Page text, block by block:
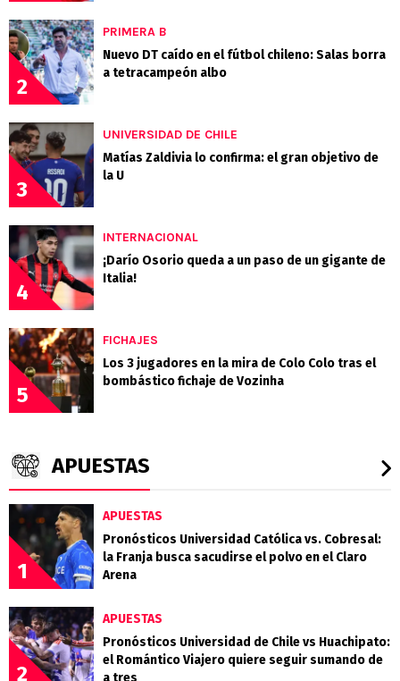
2
PRIMERA B
Nuevo DT caído en el fútbol chileno: Salas borra
a tetracampeón albo
3
UNIVERSIDAD DE CHILE
Matías Zaldivia lo confirma: el gran objetivo de
la U
4
INTERNACIONAL
¡Darío Osorio queda a un paso de un gigante de
Italia!
5
FICHAJES
Los 3 jugadores en la mira de Colo Colo tras el
bombástico fichaje de Vozinha
APUESTAS
1
APUESTAS
Pronósticos Universidad Católica vs. Cobresal:
la Franja busca sacudirse el polvo en el Claro
Arena
2
APUESTAS
Pronósticos Universidad de Chile vs Huachipato:
el Romántico Viajero quiere seguir sumando de
a tres